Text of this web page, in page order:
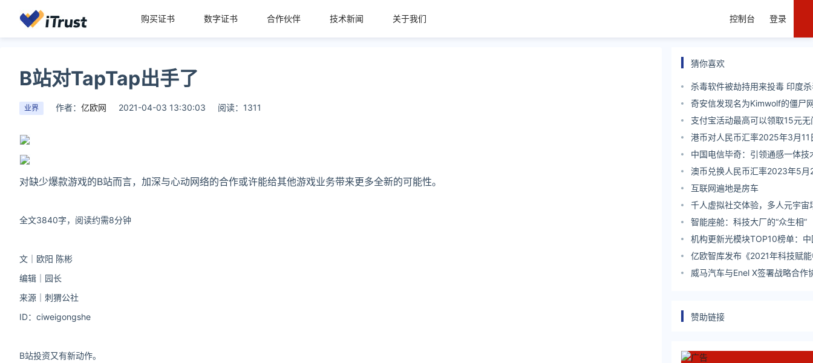
购买证书 数字证书 合作伙伴 技术新闻 关于我们 控制台 登录
B站对TapTap出手了
业界 作者： 亿欧网 2021-04-03 13:30:03 阅读：1311
对缺少爆款游戏的B站而言，加深与心动网络的合作或许能给其他游戏业务带来更多全新的可能性。
全文3840字，阅读约需8分钟
文｜欧阳 陈彬
编辑｜园长
来源｜刺猬公社
ID：ciweigongshe
B站投资又有新动作。
猜你喜欢
杀毒软件被劫持用来投毒 印度
eScan更新基础设施被黑用于投
奇安信发现名为Kimwolf的僵尸
万台安卓机顶盒 发起超过17亿
令
支付宝活动最高可以领取15元无
港币对人民币汇率2025年3月11
中国电信毕奇：引领通感一体技
新质生产力
澳币兑换人民币汇率2023年5月
互联网遍地是房车
千人虚拟社交体验，多人元宇宙
么？
智能座舱：科技大厂的“众生相”
机构更新光模块TOP10榜单：
大幅提升！
亿欧智库发布《2021年科技赋
发展报告》
威马汽车与Enel X签署战略合作
赞助链接